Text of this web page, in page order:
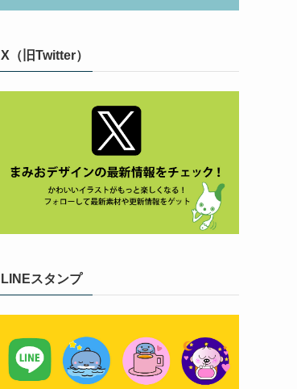
X（旧Twitter）
LINEスタンプ